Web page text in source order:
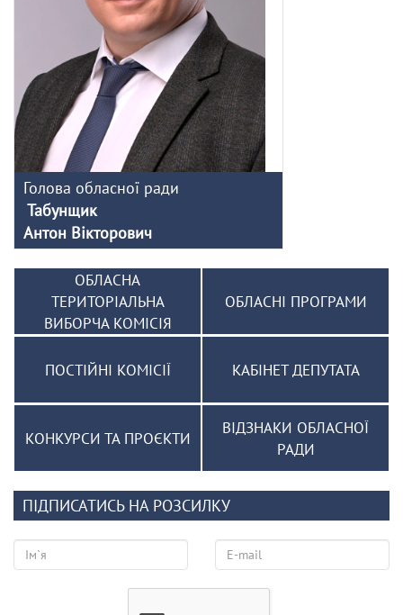
Голова обласної ради
Табунщик
Антон Вікторович
ОБЛАСНА
ТЕРИТОРІАЛЬНА
ВИБОРЧА КОМІСІЯ
ОБЛАСНІ ПРОГРАМИ
ПОСТІЙНІ КОМІСІЇ КАБІНЕТ ДЕПУТАТА
КОНКУРСИ ТА ПРОЄКТИ
ВІДЗНАКИ ОБЛАСНОЇ
РАДИ
ПІДПИСАТИСЬ НА РОЗСИЛКУ